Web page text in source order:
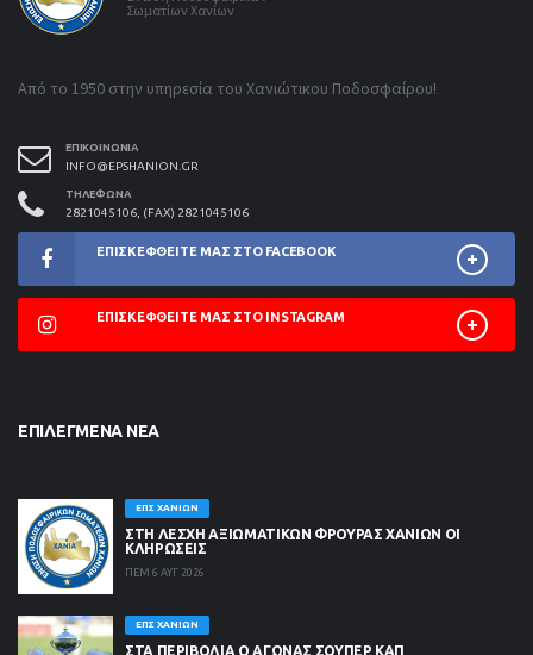
Σωματίων Χανίων
Από το 1950 στην υπηρεσία του Χανιώτικου Ποδοσφαίρου!
ΕΠΙΚΟΙΝΩΝΊΑ
INFO@EPSHANION.GR
ΤΗΛΈΦΩΝΑ
2821045106, (FAX) 2821045106
ΕΠΙΣΚΕΦΘΕΊΤΕ ΜΑΣ ΣΤΟ FACEBOOK
ΕΠΙΣΚΕΦΘΕΊΤΕ ΜΑΣ ΣΤΟ INSTAGRAM
ΕΠΙΛΕΓΜΈΝΑ ΝΈΑ
ΕΠΣ ΧΑΝΊΩΝ
ΣΤΗ ΛΈΣΧΗ ΑΞΙΩΜΑΤΙΚΏΝ ΦΡΟΥΡΆΣ ΧΑΝΊΩΝ ΟΙ
ΚΛΗΡΏΣΕΙΣ
ΠΕΜ 6 ΑΥΓ 2026
ΕΠΣ ΧΑΝΊΩΝ
ΣΤΑ ΠΕΡΙΒΟΛΙΑ Ο ΑΓΩΝΑΣ ΣΟΥΠΕΡ ΚΑΠ